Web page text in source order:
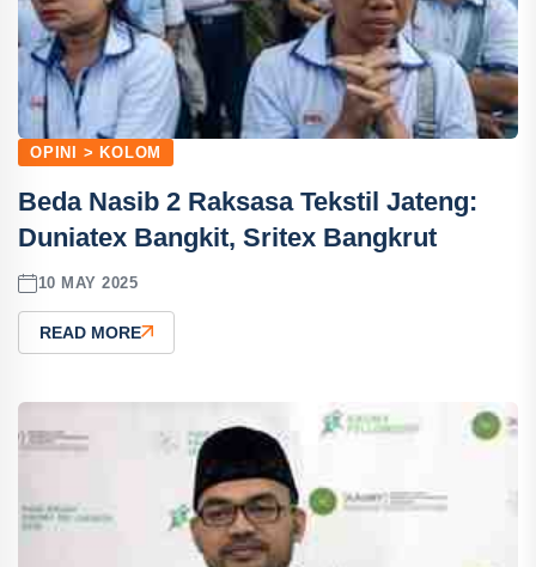
OPINI > KOLOM
Beda Nasib 2 Raksasa Tekstil Jateng:
Duniatex Bangkit, Sritex Bangkrut
10 MAY 2025
READ MORE